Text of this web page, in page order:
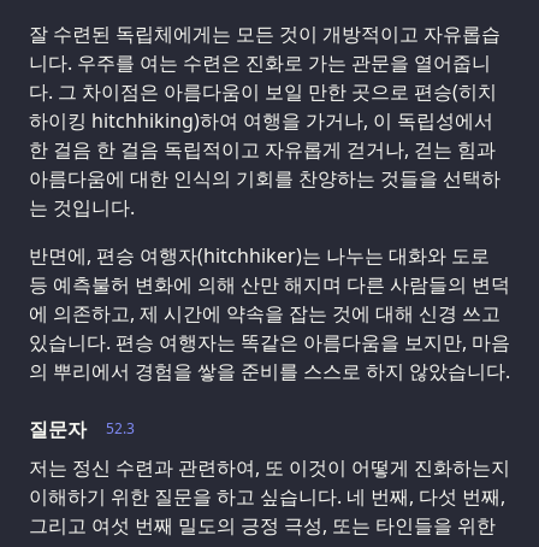
잘 수련된 독립체에게는 모든 것이 개방적이고 자유롭습
니다. 우주를 여는 수련은 진화로 가는 관문을 열어줍니
다. 그 차이점은 아름다움이 보일 만한 곳으로 편승(히치
하이킹 hitchhiking)하여 여행을 가거나, 이 독립성에서
한 걸음 한 걸음 독립적이고 자유롭게 걷거나, 걷는 힘과
아름다움에 대한 인식의 기회를 찬양하는 것들을 선택하
는 것입니다.
반면에, 편승 여행자(hitchhiker)는 나누는 대화와 도로
등 예측불허 변화에 의해 산만 해지며 다른 사람들의 변덕
에 의존하고, 제 시간에 약속을 잡는 것에 대해 신경 쓰고
있습니다. 편승 여행자는 똑같은 아름다움을 보지만, 마음
의 뿌리에서 경험을 쌓을 준비를 스스로 하지 않았습니다.
52.3
질문자
저는 정신 수련과 관련하여, 또 이것이 어떻게 진화하는지
이해하기 위한 질문을 하고 싶습니다. 네 번째, 다섯 번째,
그리고 여섯 번째 밀도의 긍정 극성, 또는 타인들을 위한